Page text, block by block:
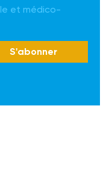
et médico-
S'abonner